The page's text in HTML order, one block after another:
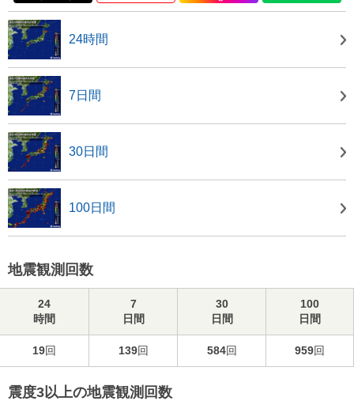
24時間
7日間
30日間
100日間
地震観測回数
24
時間
7
日間
30
日間
100
日間
19回 139回 584回 959回
震度3以上の地震観測回数